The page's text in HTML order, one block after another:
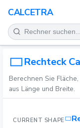
CALCETRA
MATHEMATIK
WISSENSCHAFT
ALLTAG
Rechteck
Berechnen Sie
aus Länge und Breite.
CURRENT SHAPE